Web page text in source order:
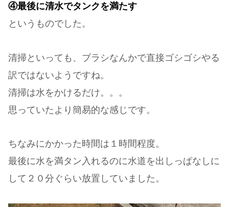
④最後に清水でタンクを満たす
というものでした。
清掃といっても、ブラシなんかで直接ゴシゴシやる
訳ではないようですね。
清掃は水をかけるだけ。。。
思っていたより簡易的な感じです。
ちなみにかかった時間は１時間程度。
最後に水を満タン入れるのに水道を出しっぱなしに
して２０分ぐらい放置していました。